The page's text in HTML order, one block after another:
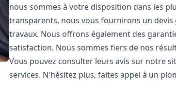
nous sommes à votre disposition dans les
transparents, nous vous fournirons un
travaux. Nous offrons également des
satisfaction. Nous sommes fiers de nos
Vous pouvez consulter leurs avis sur notre
services. N'hésitez plus, faites appel à un